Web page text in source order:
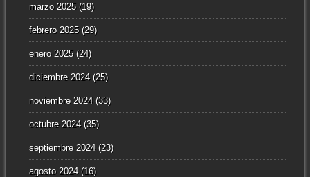
marzo 2025(19)
febrero 2025(29)
enero 2025(24)
diciembre 2024(25)
noviembre 2024(33)
octubre 2024(35)
septiembre 2024(23)
agosto 2024(16)